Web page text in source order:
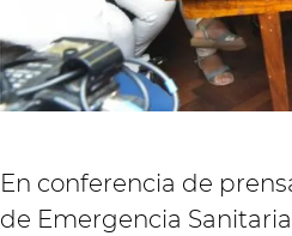
En conferencia de
de Emergencia